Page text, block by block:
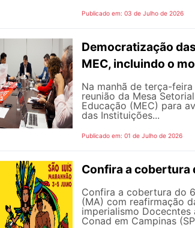
Publicado em: 03 de Julho de 2026
Democratização
MEC, incluindo o
Na manhã de terça-
reunião da Mesa
Educação (MEC) para
das Instituições...
Publicado em: 01 de Julho de 2026
Confira a cobertura
Confira a cobertura do
(MA) com reafirmação
imperialismo
Conad em Campinas